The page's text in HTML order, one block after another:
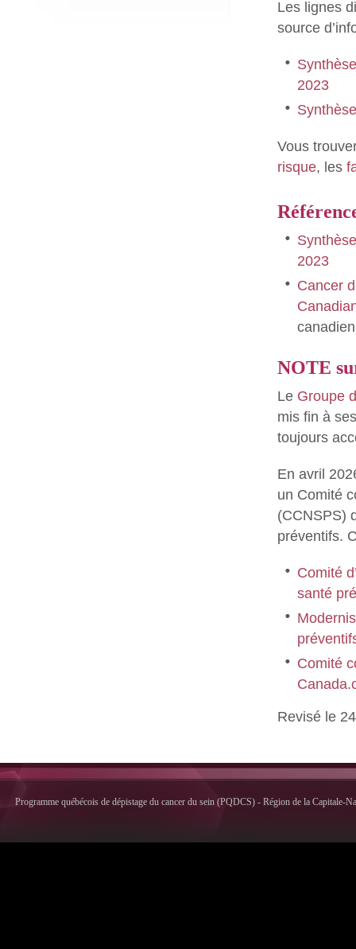
Les lignes
source
2023
Vous
risque, les
2023
Cancer
NOTE
Le Groupe
mis fin à
toujours
En avril
un Comité
(CCNSPS)
préventifs.
Comité
santé
Comité
Revisé le
Programme québécois de dépistage du cancer du sein (PQDCS) - Région de la Capitale-